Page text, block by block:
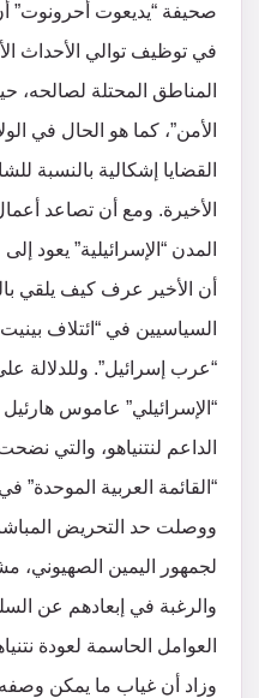
صحيفة “يديعوت أحرونوت”
في توظيف توالي الأحداث
المناطق المحتلة
الأمن”، كما هو الحال في
القضايا إشكالية بالنسبة
الأخيرة. ومع أن تصاعد
المدن “الإسرائيلية” يعود
أن الأخير عرف كيف يلقي
السياسيين في “ائتلاف
“عرب إسرائيل”. وللدلالة
“الإسرائيلي” عاموس هارئيل
الداعم لنتنياهو، والتي
“القائمة العربية الموحدة”
ووصلت حد التحريض
لجمهور اليمين الصهيوني،
والرغبة في إبعادهم عن
العوامل الحاسمة لعودة
وزاد أن غياب ما يمكن وصفه